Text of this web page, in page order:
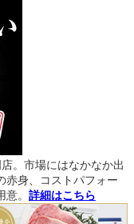
。市場にはなかなか出
赤身、コストパフォー
。 詳細はこちら